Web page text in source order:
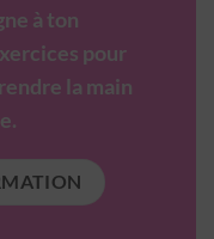
à ton
pour
la main